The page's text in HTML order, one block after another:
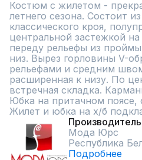
Костюм с жилетом -
летнего сезона. Состоит
классического кроя,
центральной застежкой
переду рельефы из
низ. Вырез горловины V-
рельефами и средним
расширенная к низу. По
встречная складка.
Юбка на притачном поясе,
Жилет и юбка на х/б
Производитель
Мода Юрс
Республика
Подробнее